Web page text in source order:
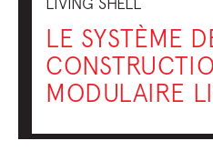
LE SYSTÈME
MODULAIRE